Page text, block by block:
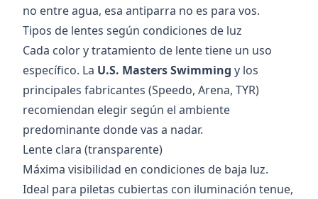
no entre agua, esa antiparra no es para vos.
Tipos de lentes según condiciones de luz
Cada color y tratamiento de lente tiene un uso
específico. La U.S. Masters Swimming y los
principales fabricantes (Speedo, Arena, TYR)
recomiendan elegir según el ambiente
predominante donde vas a nadar.
Lente clara (transparente)
Máxima visibilidad en condiciones de baja luz.
Ideal para piletas cubiertas con iluminación tenue,